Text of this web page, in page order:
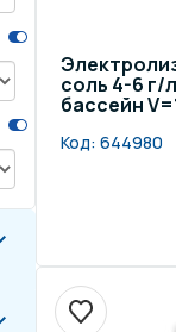
соль 4-6 г/
бассейн
Код: 644980